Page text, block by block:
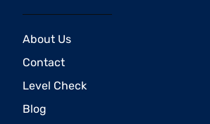
About Us
Contact
Level Check
Blog